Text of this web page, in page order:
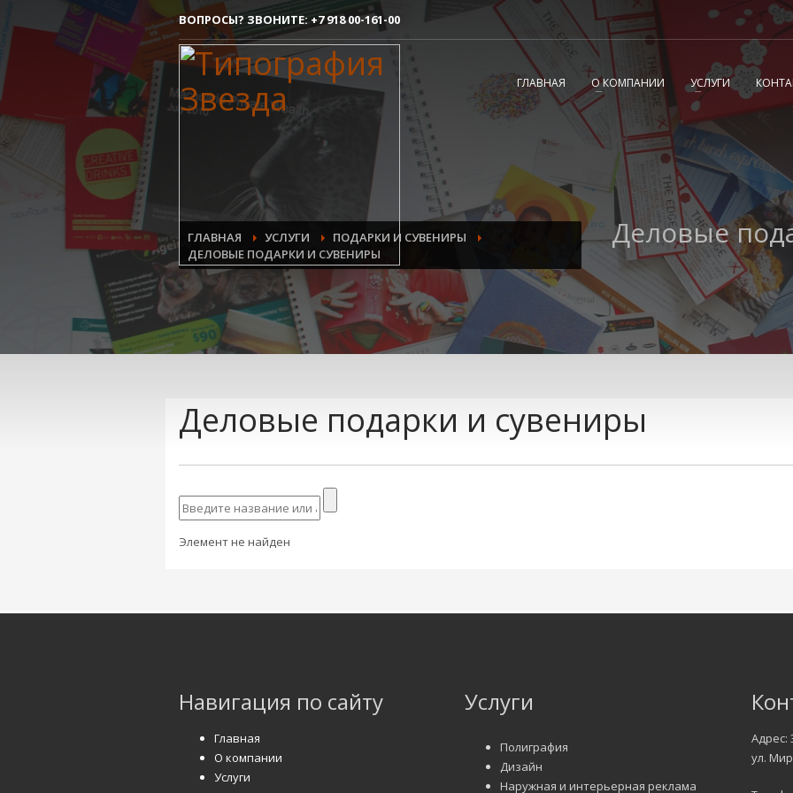
Как сделать заказ
1 Вы делаете заявку. Согласовываем макет.
Получаете готовый
заказ!
Все очень просто, но если возникли вопросы, пишите нам на tereshnko-pavel@yandex.ruили звоните по
контактым номерам.
ВОПРОСЫ? ЗВОНИТЕ: +7 918 00-161-00
ГЛАВНАЯ О КОМПАНИИ УСЛУГИ
ГЛАВНАЯ УСЛУГИ
ПОДАРКИ И СУВЕНИРЫ
ДЕЛОВЫЕ ПОДАРКИ И СУВЕНИРЫ
Деловые
Деловые подарки и сувениры
Элемент не найден
Навигация по сайту
Главная
О компании
Услуги
Услуги
Полиграфия
Дизайн
Наружная и интерьерная реклама
Адрес:
ул.